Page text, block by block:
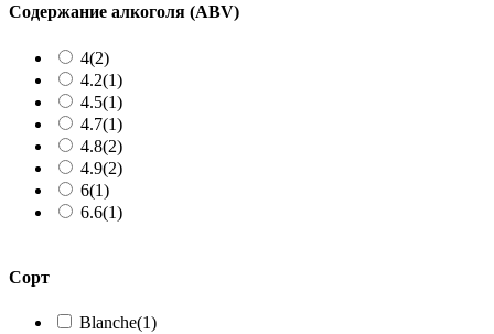
Содержание алкоголя (ABV)
4(2)
4.2(1)
4.5(1)
4.7(1)
4.8(2)
4.9(2)
6(1)
6.6(1)
Сорт
Blanche(1)